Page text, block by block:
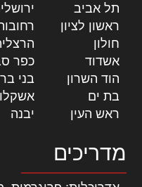
תל אביב
ראשון לציון
חולון
אשדוד
כפר
הוד השרון
בני
בת ים
ראש העין
יבנה
מדריכים